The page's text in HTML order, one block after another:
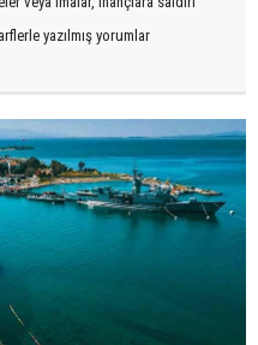
yazılmış yorumlar